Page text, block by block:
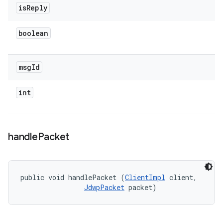
isReply
boolean
msgId
int
handlePacket
public void handlePacket (ClientImpl client,
JdwpPacket packet)